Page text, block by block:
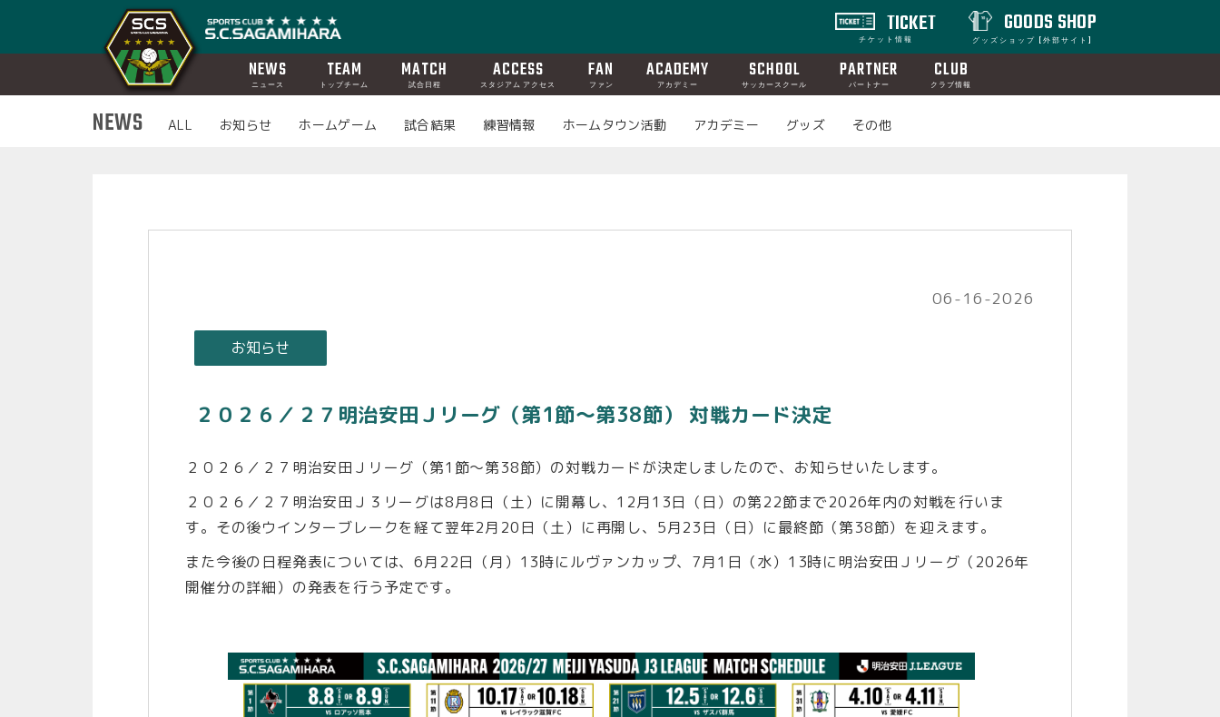
TICKET
チケット情報
GOODS SHOP
グッズショップ [外部サイト]
NEWS
ニュース
TEAM
トップチーム
MATCH
試合日程
ACCESS
スタジアム アクセス
FAN
ファン
ACADEMY
アカデミー
SCHOOL
サッカースクール
PARTNER
パートナー
CLUB
クラブ情報
NEWS ALL お知らせ ホームゲーム 試合結果 練習情報 ホームタウン活動 アカデミー グッズ その他
06-16-2026
お知らせ
２０２６／２７明治安田Ｊリーグ（第1節～第38節） 対戦カード決定
２０２６／２７明治安田Ｊリーグ（第1節～第38節）の対戦カードが決定しましたので、お知らせいたします。
２０２６／２７明治安田Ｊ３リーグは8月8日（土）に開幕し、12月13日（日）の第22節まで2026年内の対戦を行いま
す。その後ウインターブレークを経て翌年2月20日（土）に再開し、5月23日（日）に最終節（第38節）を迎えます。
また今後の日程発表については、6月22日（月）13時にルヴァンカップ、7月1日（水）13時に明治安田Ｊリーグ（2026年
開催分の詳細）の発表を行う予定です。